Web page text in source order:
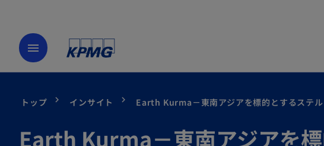
menu
トップ インサイト Earth Kurma－東南アジアを標的とするステ
Earth Kurma－東南アジアを